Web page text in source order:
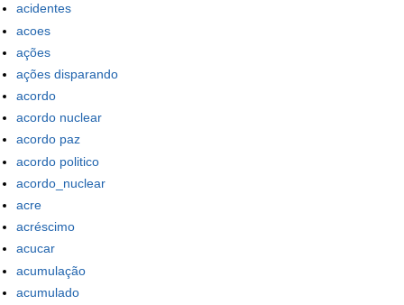
acidentes
acoes
ações
ações disparando
acordo
acordo nuclear
acordo paz
acordo politico
acordo_nuclear
acre
acréscimo
acucar
acumulação
acumulado